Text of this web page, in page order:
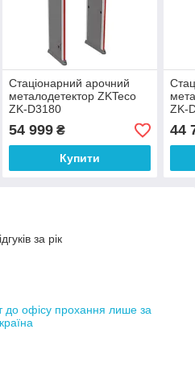
Стаціонарний арочний
металодетектор ZKTeco
ZK-D3180
54 999₴
Купити
ZK-
44
за рік
до офісу прохання лише за